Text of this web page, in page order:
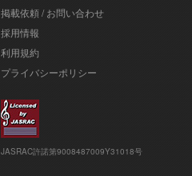
掲載依頼 / お問い合わせ
採用情報
利用規約
プライバシーポリシー
JASRAC許諾第9008487009Y31018号